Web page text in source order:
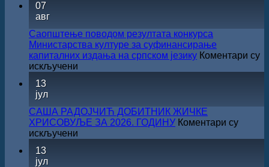
07
авг
Саопштење поводом резултата конкурса
Министарства културе за суфинансирање
капиталних издања на српском језику Коментари су
искључени
конкурса
Министарства
културе
за
13
јул
САША РАДОЈЧИЋ ДОБИТНИК ЖИЧКЕ
ХРИСОВУЉЕ ЗА 2026. ГОДИНУ Коментари су
искључени
13
јул